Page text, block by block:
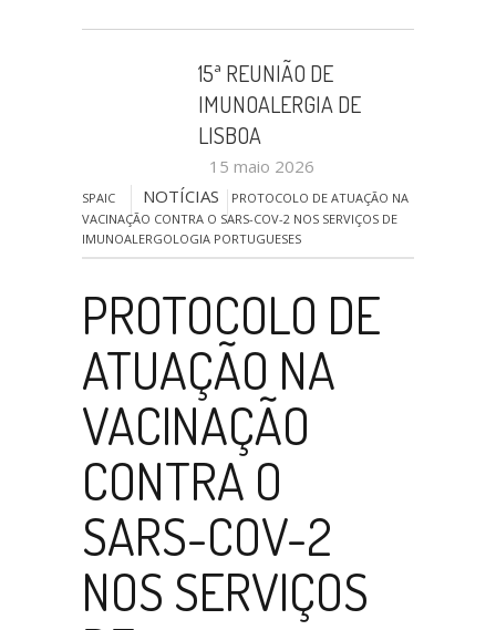
15ª REUNIÃO DE
IMUNOALERGIA DE
LISBOA
15 maio 2026
SPAIC NOTÍCIAS
PROTOCOLO DE ATUAÇÃO NA
VACINAÇÃO CONTRA O SARS-COV-2 NOS SERVIÇOS DE
IMUNOALERGOLOGIA PORTUGUESES
PROTOCOLO DE
ATUAÇÃO NA
VACINAÇÃO
CONTRA O
SARS-COV-2
NOS SERVIÇOS